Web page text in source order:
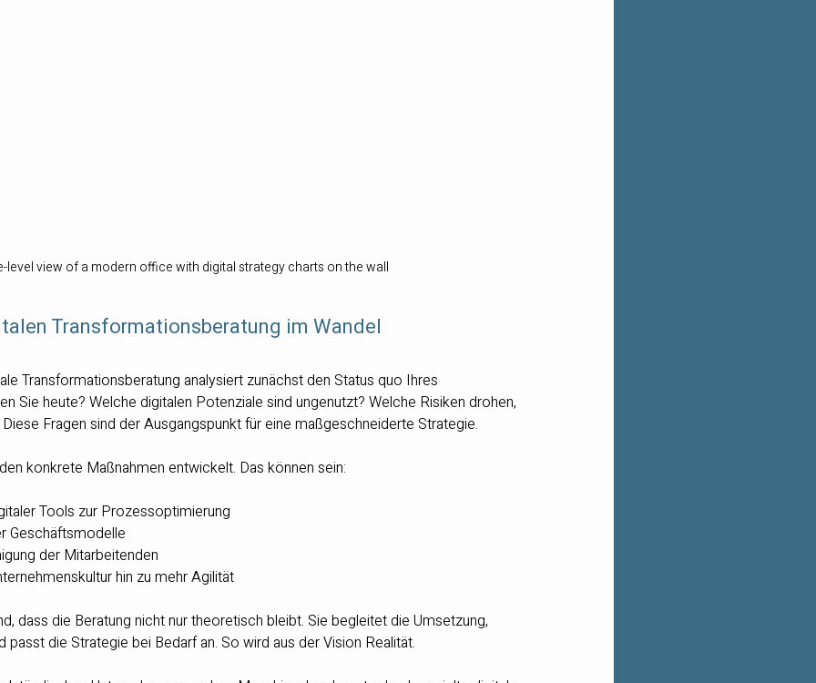
level view of a modern office with digital strategy charts on the wall
Transformationsberatung im Wandel
Transformationsberatung analysiert zunächst den Status quo Ihres
Sie heute? Welche digitalen Potenziale sind ungenutzt? Welche Risiken drohen,
Fragen sind der Ausgangspunkt für eine maßgeschneiderte Strategie.
konkrete Maßnahmen entwickelt. Das können sein:
Tools zur Prozessoptimierung
Geschäftsmodelle
der Mitarbeitenden
hin zu mehr Agilität
dass die Beratung nicht nur theoretisch bleibt. Sie begleitet die Umsetzung,
die Strategie bei Bedarf an. So wird aus der Vision Realität.